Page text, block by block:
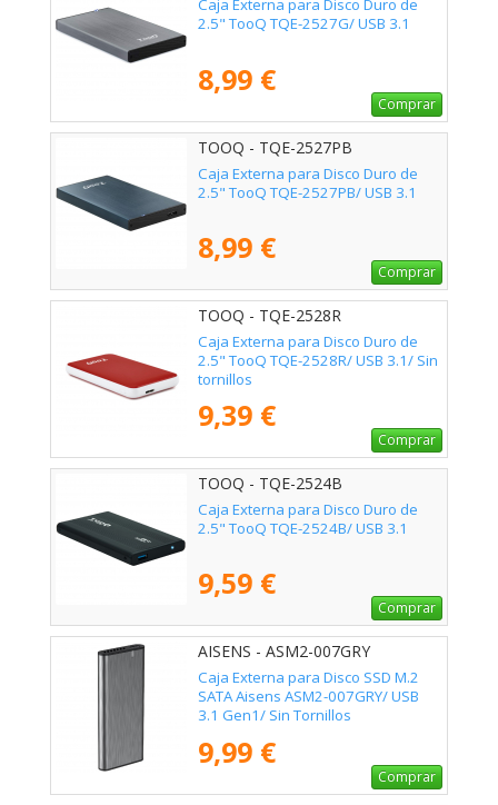
Caja Externa para Disco Duro de
2.5" TooQ TQE-2527G/ USB 3.1
8,99 €
Comprar
TOOQ - TQE-2527PB
Caja Externa para Disco Duro de
2.5" TooQ TQE-2527PB/ USB 3.1
8,99 €
Comprar
TOOQ - TQE-2528R
Caja Externa para Disco Duro de
2.5" TooQ TQE-2528R/ USB 3.1/ Sin
tornillos
9,39 €
Comprar
TOOQ - TQE-2524B
Caja Externa para Disco Duro de
2.5" TooQ TQE-2524B/ USB 3.1
9,59 €
Comprar
AISENS - ASM2-007GRY
Caja Externa para Disco SSD M.2
SATA Aisens ASM2-007GRY/ USB
3.1 Gen1/ Sin Tornillos
9,99 €
Comprar